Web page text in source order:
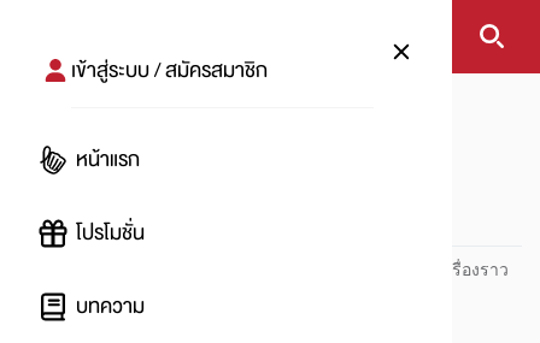
เข้าสู่ระบบ / สมัครสมาชิก
หน้าแรก
โปรโมชั่น
บทความ
#
ปันโปร PUNPRO ที่ 1 ด้านโปรโมชัน อัปเดตและติดตามทุกเรื่องราว
โปรโมชัน